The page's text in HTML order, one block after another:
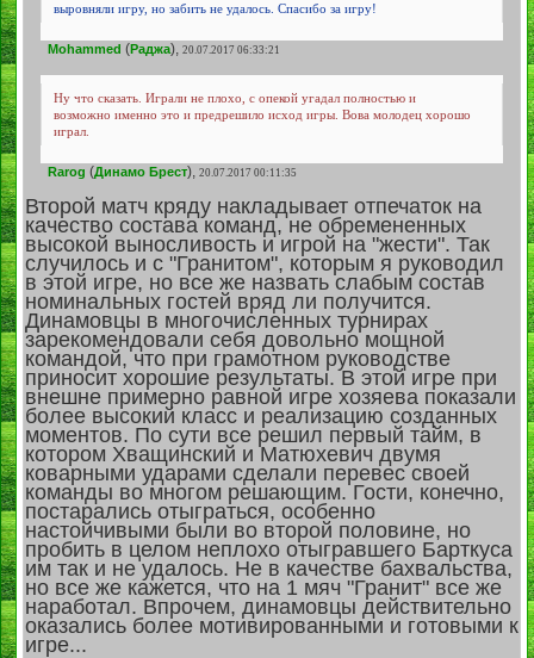
выровняли игру, но забить не удалось. Спасибо за игру!
Mohammed (Раджа), 20.07.2017 06:33:21
Ну что сказать. Играли не плохо, с опекой угадал полностью и
возможно именно это и предрешило исход игры. Вова молодец хорошо
играл.
Rarog (Динамо Брест), 20.07.2017 00:11:35
Второй матч кряду накладывает отпечаток на
качество состава команд, не обремененных
высокой выносливость и игрой на "жести". Так
случилось и с "Гранитом", которым я руководил
в этой игре, но все же назвать слабым состав
номинальных гостей вряд ли получится.
Динамовцы в многочисленных турнирах
зарекомендовали себя довольно мощной
командой, что при грамотном руководстве
приносит хорошие результаты. В этой игре при
внешне примерно равной игре хозяева показали
более высокий класс и реализацию созданных
моментов. По сути все решил первый тайм, в
котором Хващинский и Матюхевич двумя
коварными ударами сделали перевес своей
команды во многом решающим. Гости, конечно,
постарались отыграться, особенно
настойчивыми были во второй половине, но
пробить в целом неплохо отыгравшего Барткуса
им так и не удалось. Не в качестве бахвальства,
но все же кажется, что на 1 мяч "Гранит" все же
наработал. Впрочем, динамовцы действительно
оказались более мотивированными и готовыми к
игре...